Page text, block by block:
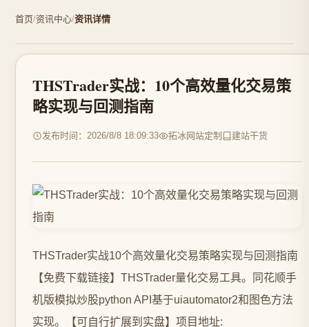
首页/资讯中心/资讯详情
THSTrader实战：10个高效量化交易策
略实现与回测指南
发布时间：2026/8/8 18:09:33 拓冰网站定制 建站干货
THSTrader实战10个高效量化交易策略实现与回测指南
【免费下载链接】THSTrader量化交易工具。同花顺手
机版模拟炒股python API基于uiautomator2和图色方法
实现。【可自行扩展到实盘】项目地址: